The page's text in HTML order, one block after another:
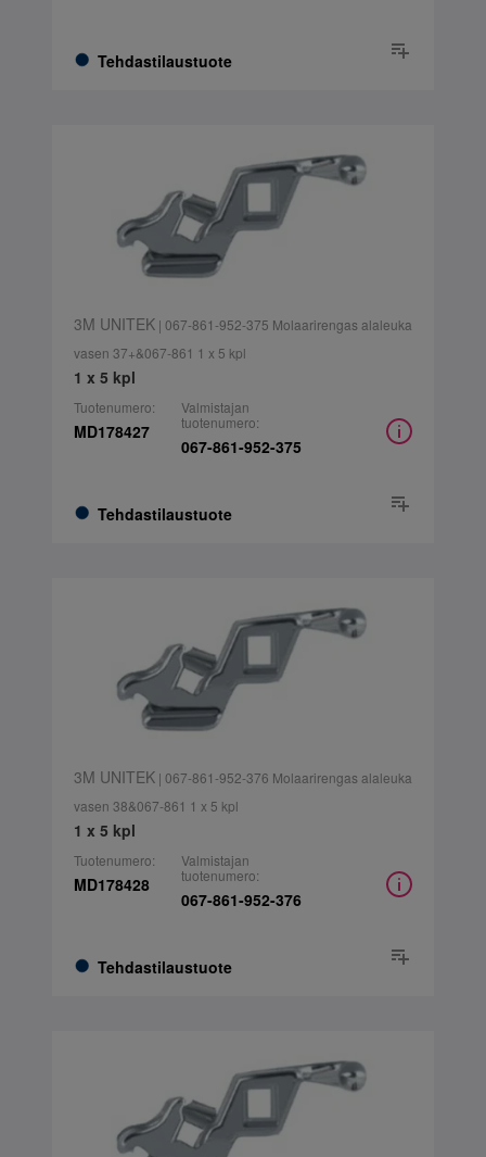
Tehdastilaustuote
3M UNITEK| 067-861-952-375 Molaarirengas alaleuka
vasen 37+&067-861 1 x 5 kpl
1 x 5 kpl
Tuotenumero:
MD178427
Tehdastilaustuote
Valmistajan
tuotenumero:
067-861-952-375
3M UNITEK| 067-861-952-376 Molaarirengas alaleuka
vasen 38&067-861 1 x 5 kpl
1 x 5 kpl
Tuotenumero:
MD178428
Tehdastilaustuote
Valmistajan
tuotenumero:
067-861-952-376